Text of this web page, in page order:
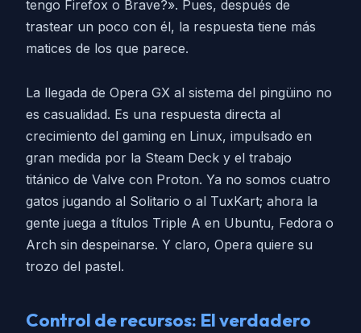
tengo Firefox o Brave?». Pues, después de
trastear un poco con él, la respuesta tiene más
matices de los que parece.
La llegada de Opera GX al sistema del pingüino no
es casualidad. Es una respuesta directa al
crecimiento del gaming en Linux, impulsado en
gran medida por la Steam Deck y el trabajo
titánico de Valve con Proton. Ya no somos cuatro
gatos jugando al Solitario o al TuxKart; ahora la
gente juega a títulos Triple A en Ubuntu, Fedora o
Arch sin despeinarse. Y claro, Opera quiere su
trozo del pastel.
Control de recursos: El verdadero